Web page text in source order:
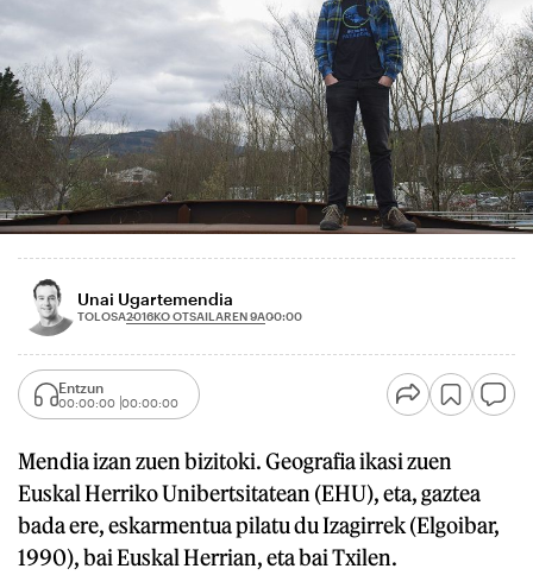
Unai Ugartemendia
TOLOSA2016KO OTSAILAREN 9A00:00
Entzun
00:00:00 00:00:00
Mendia izan zuen bizitoki. Geografia ikasi zuen
Euskal Herriko Unibertsitatean (EHU), eta, gaztea
bada ere, eskarmentua pilatu du Izagirrek (Elgoibar,
1990), bai Euskal Herrian, eta bai Txilen.